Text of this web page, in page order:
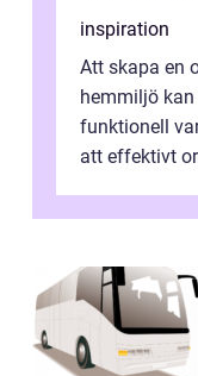
inspiration
Att skapa en
hemmiljö
funktionell
att effektivt